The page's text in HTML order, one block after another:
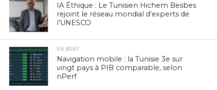
IA Éthique : Le Tunisien Hichem Besbes
rejoint le réseau mondial d’experts de
l’UNESCO
EN BREF
Navigation mobile : la Tunisie 3e sur
vingt pays à PIB comparable, selon
nPerf